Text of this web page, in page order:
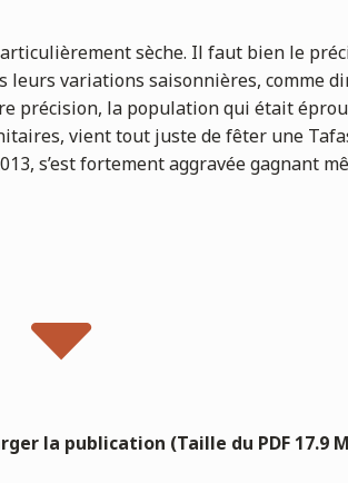
sèche. Il faut bien le
variations saisonnières, comme
précision, la population qui était
vient tout juste de fêter une
s’est fortement aggravée
la publication (Taille du PDF 17.9